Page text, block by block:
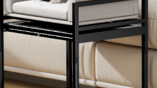
Teremts kutyádnak saját,
Ez a magasított otthoni
közepes testű kedvenced
és kényelemben pihenhet.
Főbb jellemzők: